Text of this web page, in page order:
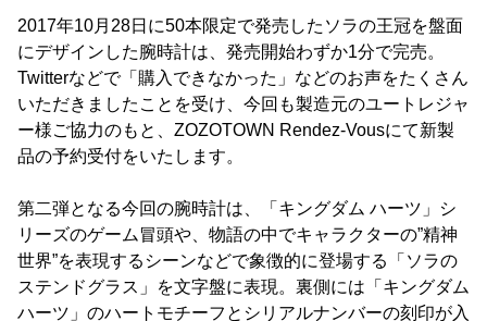
2017年10月28日に50本限定で発売したソラの王冠を盤面
にデザインした腕時計は、発売開始わずか1分で完売。
Twitterなどで「購入できなかった」などのお声をたくさん
いただきましたことを受け、今回も製造元のユートレジャ
ー様ご協力のもと、ZOZOTOWN Rendez-Vousにて新製
品の予約受付をいたします。
第二弾となる今回の腕時計は、「キングダム ハーツ」シ
リーズのゲーム冒頭や、物語の中でキャラクターの”精神
世界”を表現するシーンなどで象徴的に登場する「ソラの
ステンドグラス」を文字盤に表現。裏側には「キングダム
ハーツ」のハートモチーフとシリアルナンバーの刻印が入